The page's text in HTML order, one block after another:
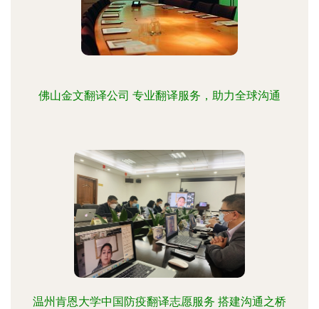
佛山金文翻译公司 专业翻译服务，助力全球沟通
温州肯恩大学中国防疫翻译志愿服务 搭建沟通之桥